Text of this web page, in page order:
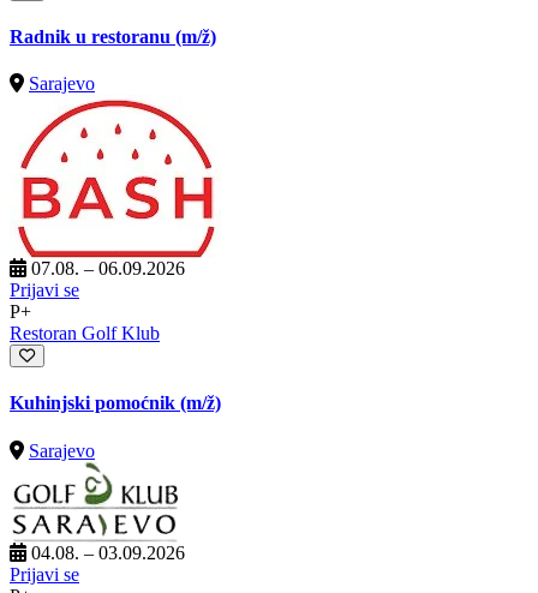
Radnik u restoranu (m/ž)
Sarajevo
07.08. – 06.09.2026
Prijavi se
P+
Restoran Golf Klub
Kuhinjski pomoćnik (m/ž)
Sarajevo
04.08. – 03.09.2026
Prijavi se